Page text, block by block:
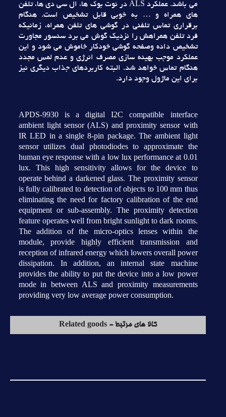
مي باشد. عملکرد ALS در نوت بوک ها، ال سي دي ها، تلفن
هاي همراه و … به خوبي قابل تشخيص است. هنگام
برقراري تماس تلفني در گوشي هاي تلفن همراه، زمانيکه
فرد تلفن همراهش را نزديک گوش مي برد سنسور مجاورت
تشخيص داده وصفحه گوشي خودکار خاموش مي شود و اين
عملکرد موجب بهينه سازي مصرف انرژي و عدم لمس مجدد
هنگام تماس خواهد شد. البته کاربردهاي جذاب ديگري نيز
براي اين ماژول وجود دارد.
APDS-9930 is a digital I2C compatible interface
ambient light sensor (ALS) and proximity sensor with
IR LED in a single 8-pin package. The ambient light
sensor utilizes dual photodiodes to approximate the
human eye response with a low lux performance at 0.01
lux. This high sensitivity allows for the device to
operate behind a darkened glass. The proximity sensor
is fully calibrated to detection of objects to 100 mm thus
eliminating the need for factory calibration of the end
equipment or sub-assembly. The proximity detection
feature operates well from bright sunlight to dark rooms.
The addition of the micro-optics lenses within the
module, provide highly efficient transmission and
reception of infrared energy which lowers overall power
dissipation. In addition, an internal state machine
provides the ability to put the device into a low power
mode in between ALS and proximity measurements
providing very low average power consumption.
کالا های مرتبط - Related goods